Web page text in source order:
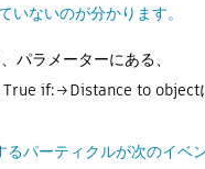
いないのが分かります。
パラメーターにある、
if:→Distance to object
るパーティクルが次のイベ